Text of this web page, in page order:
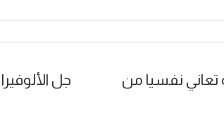
نفسيا من
جل